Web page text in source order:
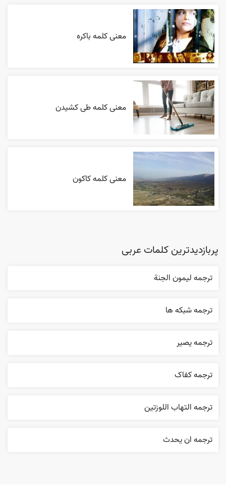
معنی کلمه باکره
معنی کلمه طی کشیدن
معنی کلمه کاکون
پربازدیدترین کلمات عربی
ترجمه ليمون الجنة
ترجمه شبکه ها
ترجمه یصیر
ترجمه کفاک
ترجمه التهاب اللوزتين
ترجمه ان يحدث